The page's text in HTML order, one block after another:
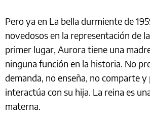
Pero ya en La bella durmiente de
novedosos en la representación de
primer lugar, Aurora tiene una
ninguna función en la historia. No
demanda, no enseña, no comparte
interactúa con su hija. La reina es
materna.